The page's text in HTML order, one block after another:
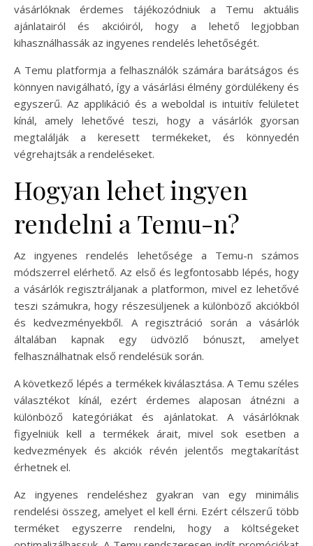
vásárlóknak érdemes tájékozódniuk a Temu aktuális
ajánlatairól és akcióiról, hogy a lehető legjobban
kihasználhassák az ingyenes rendelés lehetőségét.
A Temu platformja a felhasználók számára barátságos és
könnyen navigálható, így a vásárlási élmény gördülékeny és
egyszerű. Az applikáció és a weboldal is intuitív felületet
kínál, amely lehetővé teszi, hogy a vásárlók gyorsan
megtalálják a keresett termékeket, és könnyedén
végrehajtsák a rendeléseket.
Hogyan lehet ingyen
rendelni a Temu-n?
Az ingyenes rendelés lehetősége a Temu-n számos
módszerrel elérhető. Az első és legfontosabb lépés, hogy
a vásárlók regisztráljanak a platformon, mivel ez lehetővé
teszi számukra, hogy részesüljenek a különböző akciókból
és kedvezményekből. A regisztráció során a vásárlók
általában kapnak egy üdvözlő bónuszt, amelyet
felhasználhatnak első rendelésük során.
A következő lépés a termékek kiválasztása. A Temu széles
választékot kínál, ezért érdemes alaposan átnézni a
különböző kategóriákat és ajánlatokat. A vásárlóknak
figyelniük kell a termékek árait, mivel sok esetben a
kedvezmények és akciók révén jelentős megtakarítást
érhetnek el.
Az ingyenes rendeléshez gyakran van egy minimális
rendelési összeg, amelyet el kell érni. Ezért célszerű több
terméket egyszerre rendelni, hogy a költségeket